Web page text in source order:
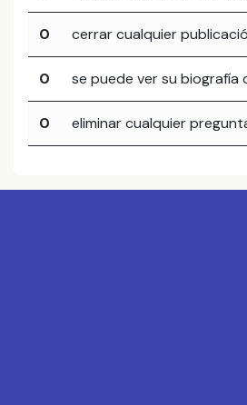
0 cerrar cualquier
0 se puede ver su biografía
0 eliminar cualquier